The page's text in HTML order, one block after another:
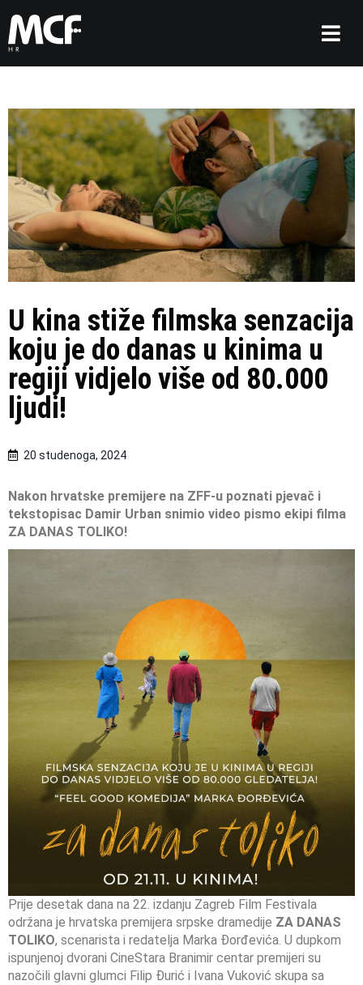
U kina stiže filmska senzacija
koju je do danas u kinima u
regiji vidjelo više od 80.000
ljudi!
20 studenoga, 2024
Nakon hrvatske premijere na ZFF-u poznati pjevač i
tekstopisac Damir Urban snimio video pismo ekipi filma
ZA DANAS TOLIKO!
Prije desetak dana na 22. izdanju Zagreb Film Festivala
održana je hrvatska premijera srpske dramedije ZA DANAS
TOLIKO, scenarista i redatelja Marka Đorđevića. U dupkom
ispunjenoj dvorani CineStara Branimir centar premijeri su
nazočili glavni glumci Filip Đurić i Ivana Vuković skupa sa